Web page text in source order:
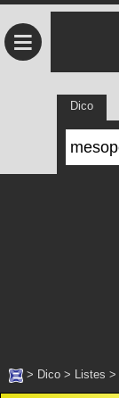
≡
Dico
> Dico > Listes >